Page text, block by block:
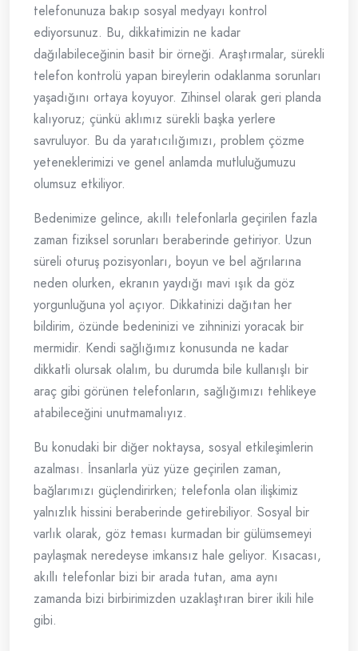
telefonunuza bakıp sosyal medyayı kontrol
ediyorsunuz. Bu, dikkatimizin ne kadar
dağılabileceğinin basit bir örneği. Araştırmalar, sürekli
telefon kontrolü yapan bireylerin odaklanma sorunları
yaşadığını ortaya koyuyor. Zihinsel olarak geri planda
kalıyoruz; çünkü aklımız sürekli başka yerlere
savruluyor. Bu da yaratıcılığımızı, problem çözme
yeteneklerimizi ve genel anlamda mutluluğumuzu
olumsuz etkiliyor.
Bedenimize gelince, akıllı telefonlarla geçirilen fazla
zaman fiziksel sorunları beraberinde getiriyor. Uzun
süreli oturuş pozisyonları, boyun ve bel ağrılarına
neden olurken, ekranın yaydığı mavi ışık da göz
yorgunluğuna yol açıyor. Dikkatinizi dağıtan her
bildirim, özünde bedeninizi ve zihninizi yoracak bir
mermidir. Kendi sağlığımız konusunda ne kadar
dikkatli olursak olalım, bu durumda bile kullanışlı bir
araç gibi görünen telefonların, sağlığımızı tehlikeye
atabileceğini unutmamalıyız.
Bu konudaki bir diğer noktaysa, sosyal etkileşimlerin
azalması. İnsanlarla yüz yüze geçirilen zaman,
bağlarımızı güçlendirirken; telefonla olan ilişkimiz
yalnızlık hissini beraberinde getirebiliyor. Sosyal bir
varlık olarak, göz teması kurmadan bir gülümsemeyi
paylaşmak neredeyse imkansız hale geliyor. Kısacası,
akıllı telefonlar bizi bir arada tutan, ama aynı
zamanda bizi birbirimizden uzaklaştıran birer ikili hile
gibi.